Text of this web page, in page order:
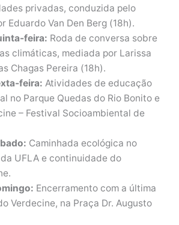
privadas, conduzida pelo
Eduardo Van Den Berg (18h).
feira: Roda de conversa sobre
climáticas, mediada por Larissa
Chagas Pereira (18h).
feira: Atividades de educação
no Parque Quedas do Rio Bonito e
– Festival Socioambiental de
Caminhada ecológica no
UFLA e continuidade do
Encerramento com a última
Verdecine, na Praça Dr. Augusto